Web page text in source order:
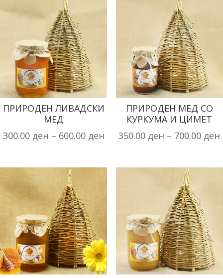
ПРИРОДЕН ЛИВАДСКИ
МЕД
300.00 ден – 600.00 ден
ПРИРОДЕН МЕД СО
КУРКУМА И ЦИМЕТ
350.00 ден – 700.00 ден